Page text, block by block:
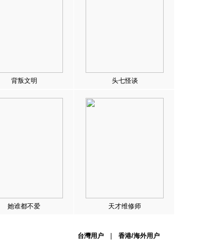
背叛文明 头七怪谈
她谁都不爱 天才维修师
台灣用户 香港/海外用户